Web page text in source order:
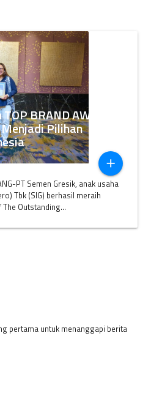
BRAND AWARDS
Pilihan
add
PT Semen Gresik, anak usaha
Tbk (SIG) berhasil meraih
Outstanding...
pertama untuk menanggapi berita